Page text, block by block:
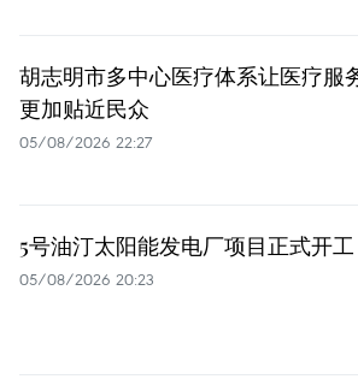
胡志明市多中心医疗体系让医疗服
更加贴近民众
05/08/2026 22:27
5号油汀太阳能发电厂项目正式开工
05/08/2026 20:23